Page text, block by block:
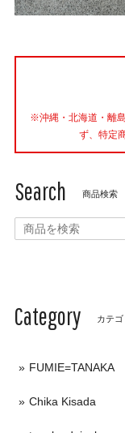
※沖縄・北海道・離
ず、特定
Search 商品検索
Category カテゴ
FUMIE=TANAKA
Chika Kisada